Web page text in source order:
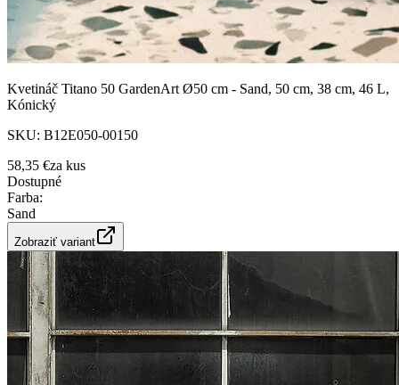
Kvetináč Titano 50 GardenArt Ø50 cm - Sand, 50 cm, 38 cm, 46 L,
Kónický
SKU: B12E050-00150
58,35 €za kus
Dostupné
Farba:
Sand
Zobraziť variant